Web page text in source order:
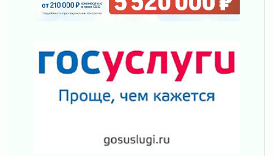
Вниманию автомобилистов!
04 августа 2026
Регион готовится к выборам
Никакого принуждения, только письменное
Без риска для здоровья и кошелька